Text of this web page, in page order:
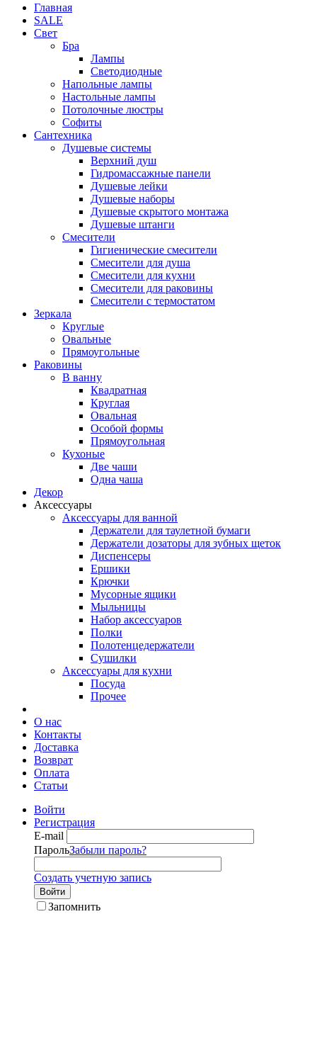
Главная
SALE
Свет
Бра
Лампы
Светодиодные
Напольные лампы
Настольные лампы
Потолочные люстры
Софиты
Сантехника
Душевые системы
Верхний душ
Гидромассажные панели
Душевые лейки
Душевые наборы
Душевые скрытого монтажа
Душевые штанги
Смесители
Гигиенические смесители
Смесители для душа
Смесители для кухни
Смесители для раковины
Смесители с термостатом
Зеркала
Круглые
Овальные
Прямоугольные
Раковины
В ванну
Квадратная
Круглая
Овальная
Особой формы
Прямоугольная
Кухоные
Две чаши
Одна чаша
Декор
Аксессуары
Аксессуары для ванной
Держатели для таулетной бумаги
Держатели дозаторы для зубных щеток
Диспенсеры
Ершики
Крючки
Мусорные ящики
Мыльницы
Набор аксессуаров
Полки
Полотенцедержатели
Сушилки
Аксессуары для кухни
Посуда
Прочее
О нас
Контакты
Доставка
Возврат
Оплата
Статьи
Войти
Регистрация
E-mail
ПарольЗабыли пароль?
Создать учетную запись
Войти
Запомнить